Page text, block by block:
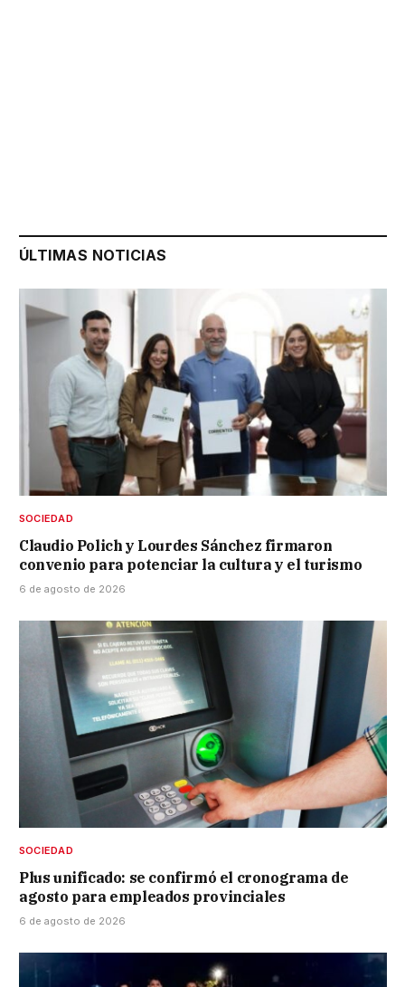
ÚLTIMAS NOTICIAS
SOCIEDAD
Claudio Polich y Lourdes Sánchez firmaron
convenio para potenciar la cultura y el turismo
6 de agosto de 2026
SOCIEDAD
Plus unificado: se confirmó el cronograma de
agosto para empleados provinciales
6 de agosto de 2026